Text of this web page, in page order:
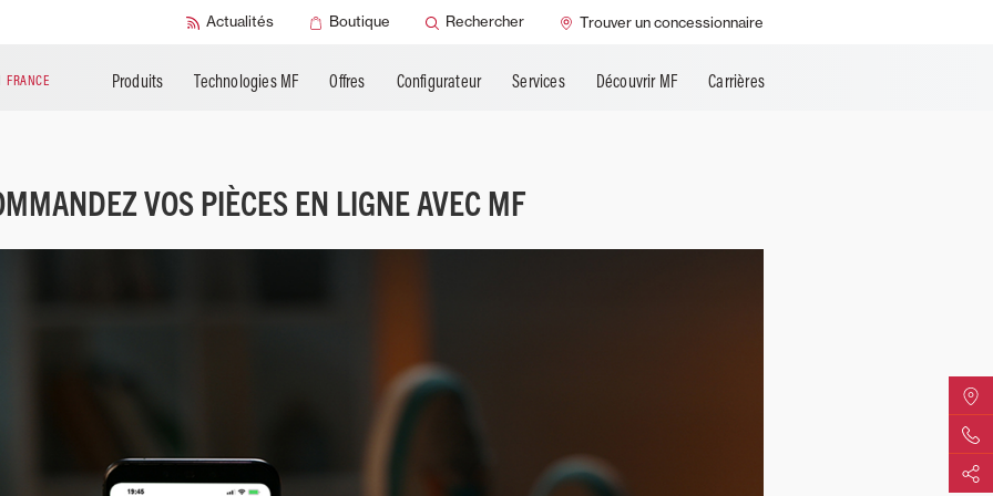
Actualités Boutique Rechercher Trouver un concessionnaire
FRANCE Produits Technologies MF Offres Configurateur Services Découvrir MF Carrières
SMART Check
technique
MF Always Running
VOS PIÈCES EN LIGNE AVEC MF
Partager